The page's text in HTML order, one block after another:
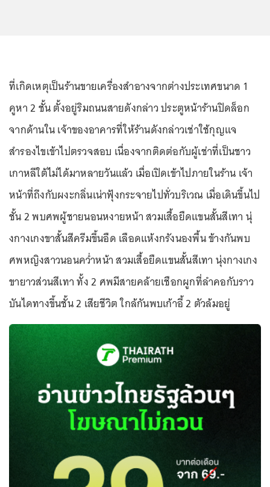
ที่เกิดเหตุเป็นร้านขายเครื่องสำอางจากต่างประเทศขนาด 1
คูหา 2 ชั้น ตั้งอยู่ริมถนนสายดังกล่าว ประตูหน้าร้านปิดล็อก
จากด้านใน เจ้าของอาคารที่ให้ร้านดังกล่าวเช่าใช้กุญแจ
สำรองไขเข้าไปตรวจสอบ เนื่องจากติดต่อกับผู้เช่าที่เป็นชาว
เกาหลีใต้ไม่ได้มาหลายวันแล้ว เมื่อเปิดเข้าไปภายในร้าน เจ้า
หน้าที่ถึงกับผงะกลิ่นเน่าฟุ้งกระจายไปทั่วบริเวณ เมื่อเดินขึ้นไป
ชั้น 2 พบศพผู้ชายนอนหงายหน้า สวมเสื้อยืดแขนสั้นสีเทา นุ่
งกางเกงขาสั้นสีครีมขึ้นอืด เลือดแห้งกรังนองพื้น ข้างกันพบ
ศพหญิงสาวนอนคว่ำหน้า สวมเสื้อยืดแขนสั้นสีเทา นุ่งกางเกง
ขายาวส่วนสีเทา ทั้ง 2 ศพมีสายคล้ายเชือกผูกที่ลำคอกับราว
บันไดทางขึ้นชั้น 2 เสียชีวิต ใกล้กันพบเก้าอี้ 2 ตัวล้มอยู่